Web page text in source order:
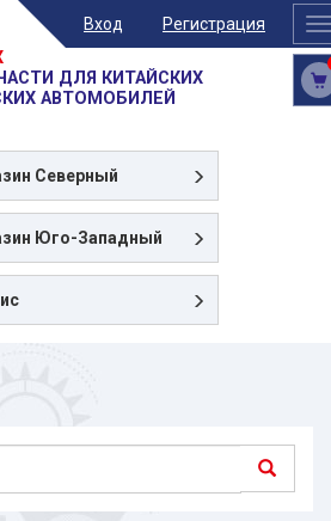
Вход Регистрация
ДЛЯ КИТАЙСКИХ
АВТОМОБИЛЕЙ
Северный
Юго-Западный